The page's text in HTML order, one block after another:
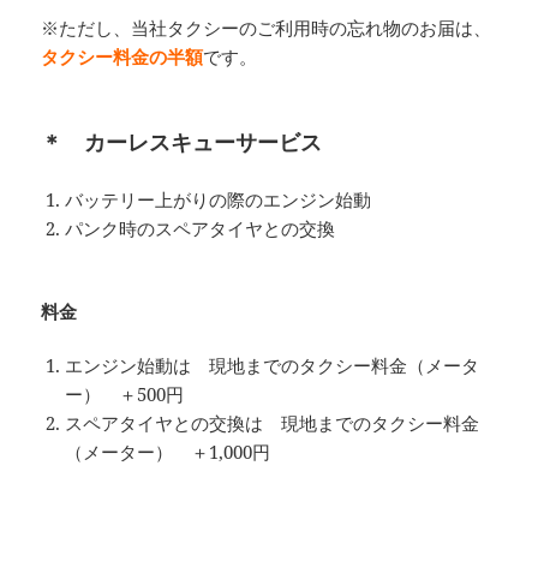
※ただし、当社タクシーのご利用時の忘れ物のお届は、
タクシー料金の半額です。
＊ カーレスキューサービス
バッテリー上がりの際のエンジン始動
パンク時のスペアタイヤとの交換
料金
エンジン始動は 現地までのタクシー料金（メータ
ー） ＋500円
スペアタイヤとの交換は 現地までのタクシー料金
（メーター） ＋1,000円